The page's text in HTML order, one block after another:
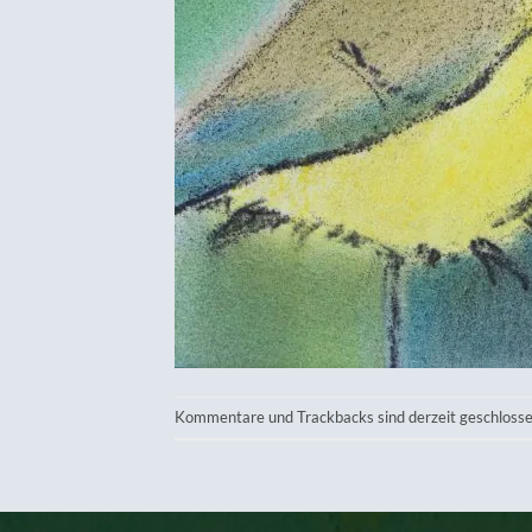
Kommentare und Trackbacks sind derzeit